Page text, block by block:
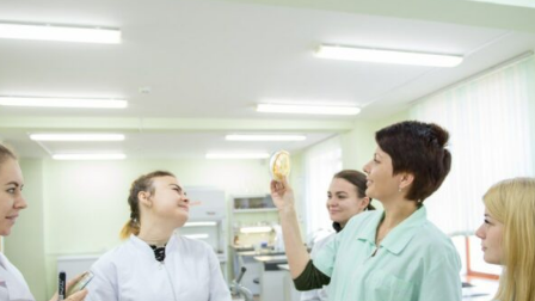
Укрепление духовно-нравственных ценностей